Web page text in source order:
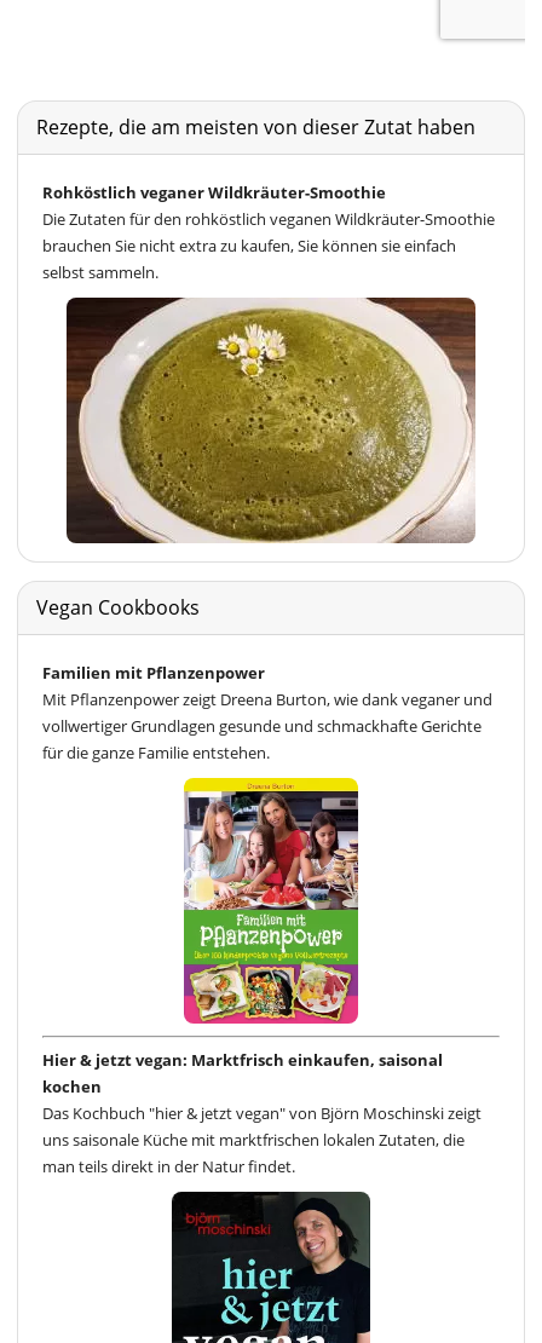
Rezepte, die am meisten von dieser Zutat haben
Rohköstlich veganer Wildkräuter-Smoothie
Die Zutaten für den rohköstlich veganen Wildkräuter-Smoothie
brauchen Sie nicht extra zu kaufen, Sie können sie einfach
selbst sammeln.
Vegan Cookbooks
Familien mit Pflanzenpower
Mit Pflanzenpower zeigt Dreena Burton, wie dank veganer und
vollwertiger Grundlagen gesunde und schmackhafte Gerichte
für die ganze Familie entstehen.
Hier & jetzt vegan: Marktfrisch einkaufen, saisonal
kochen
Das Kochbuch "hier & jetzt vegan" von Björn Moschinski zeigt
uns saisonale Küche mit marktfrischen lokalen Zutaten, die
man teils direkt in der Natur findet.